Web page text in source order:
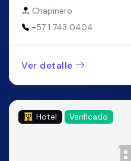
Chapinero
+57 1 743 0404
Ver detalle
Hotel Verificado